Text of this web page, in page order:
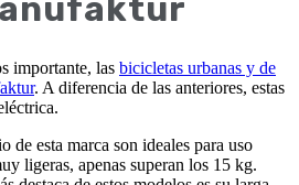
importante, las bicicletas urbanas y de
. A diferencia de las anteriores, estas
esta marca son ideales para uso
ligeras, apenas superan los 15 kg.